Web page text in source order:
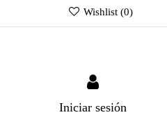
Wishlist (0)
Iniciar sesión